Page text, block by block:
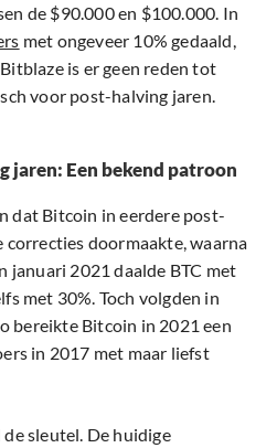
de $90.000 en $100.000. In
met ongeveer 10% gedaald,
is er geen reden tot
voor post-halving jaren.
jaren: Een bekend patroon
dat Bitcoin in eerdere post-
doormaakte, waarna
januari 2021 daalde BTC met
met 30%. Toch volgden in
bereikte Bitcoin in 2021 een
in 2017 met maar liefst
sleutel. De huidige